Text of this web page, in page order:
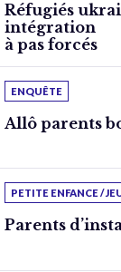
Réfugiés
intégration
à pas forcés
ENQUÊTE
Allô parents
PETITE ENFANCE /
Parents